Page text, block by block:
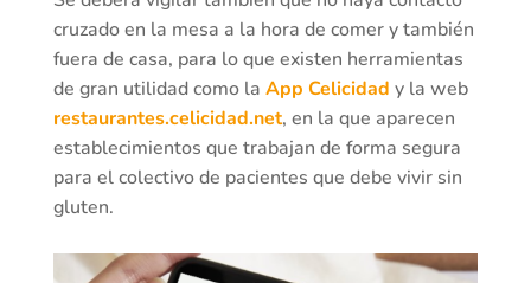
cruzado en la mesa a la hora de comer y también
fuera de casa, para lo que existen herramientas
de gran utilidad como la App Celicidad y la web
restaurantes.celicidad.net, en la que aparecen
establecimientos que trabajan de forma segura
para el colectivo de pacientes que debe vivir sin
gluten.